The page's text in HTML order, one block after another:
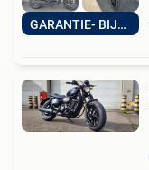
GARANTIE- BIJSTAND